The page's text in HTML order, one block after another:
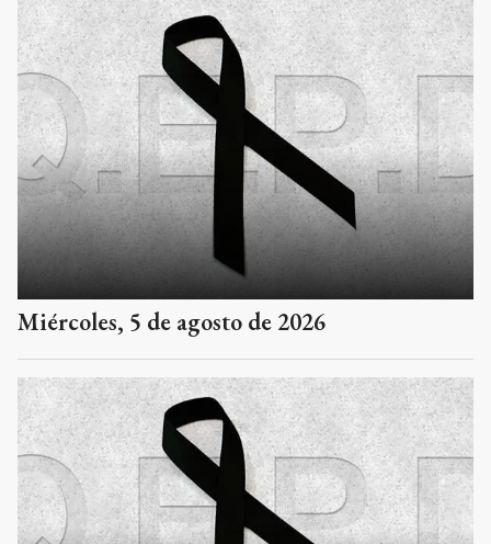
Miércoles, 5 de agosto de 2026